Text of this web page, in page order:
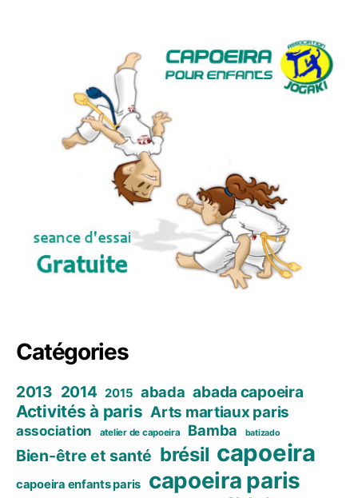
Catégories
2013 2014 2015 abada abada capoeira
Activités à paris Arts martiaux paris
association atelier de capoeira Bamba batizado
Bien-être et santé brésil capoeira
capoeira enfants paris capoeira paris